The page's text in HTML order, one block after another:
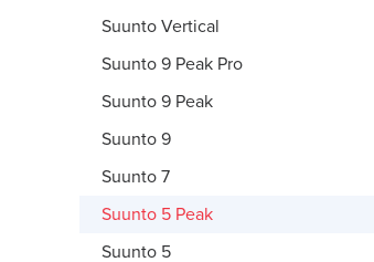
Suunto Vertical
Suunto 9 Peak Pro
Suunto 9 Peak
Suunto 9
Suunto 7
Suunto 5 Peak
Suunto 5